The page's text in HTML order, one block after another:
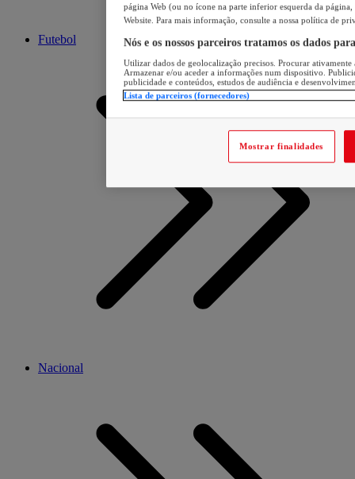
Futebol
Nacional
página Web (ou no ícone na parte inferior esquerda da página,
Website. Para mais informação, consulte a nossa política de
Nós e os nossos parceiros tratamos os dados
Utilizar dados de geolocalização precisos. Procurar
Armazenar e/ou aceder a informações num dispositivo.
publicidade e conteúdos, estudos de audiência e
Lista de parceiros (fornecedores)
Mostrar finalidades